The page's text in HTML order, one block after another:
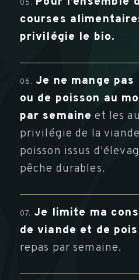
05.
courses
privilégie le bio.
06. Je ne mange pas
ou de poisson au
par semaine et les
privilégie de la
poisson issus
pêche durables.
07. Je limite ma
de viande et de
repas par semaine.